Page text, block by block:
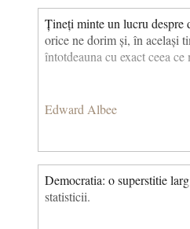
Țineți minte un lucru despre
orice ne dorim și, în același
întotdeauna cu exact ceea
Edward Albee
Democratia: o superstitie
statisticii.